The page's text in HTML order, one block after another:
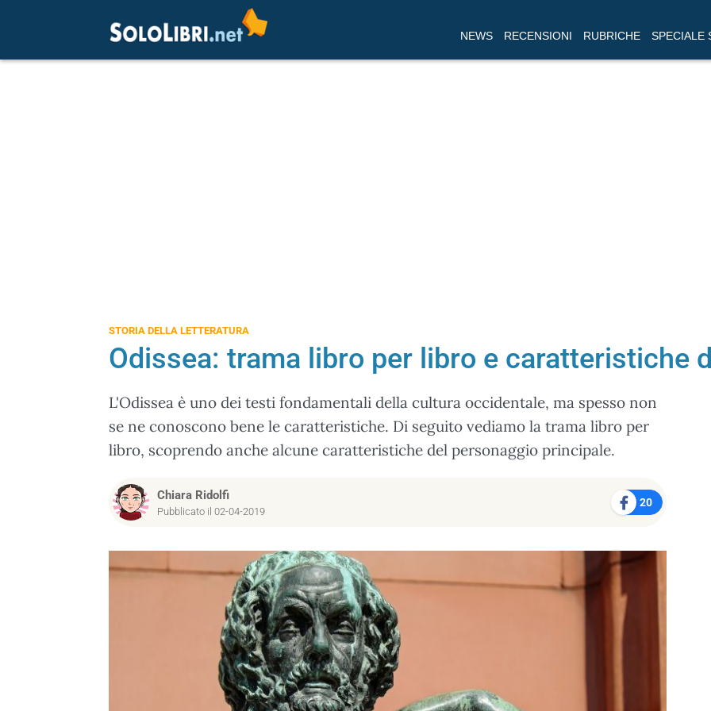
NEWS RECENSIONI RUBRICHE SPECIALE
STORIA DELLA LETTERATURA
Odissea: trama libro per libro e caratteristiche
L'Odissea è uno dei testi fondamentali della cultura occidentale, ma spesso non
se ne conoscono bene le caratteristiche. Di seguito vediamo la trama libro per
libro, scoprendo anche alcune caratteristiche del personaggio principale.
Chiara Ridolfi
Pubblicato il 02-04-2019
20